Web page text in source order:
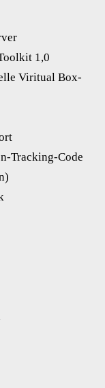
1,0
Viritual Box-
Tracking-Code